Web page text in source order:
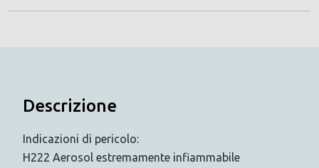
Descrizione
Indicazioni di pericolo:
H222 Aerosol estremamente infiammabile